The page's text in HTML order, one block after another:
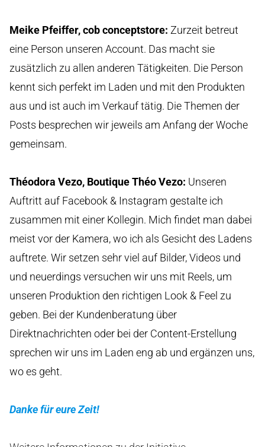
Meike Pfeiffer, cob conceptstore: Zurzeit betreut
eine Person unseren Account. Das macht sie
zusätzlich zu allen anderen Tätigkeiten. Die Person
kennt sich perfekt im Laden und mit den Produkten
aus und ist auch im Verkauf tätig. Die Themen der
Posts besprechen wir jeweils am Anfang der Woche
gemeinsam.
Théodora Vezo, Boutique Théo Vezo: Unseren
Auftritt auf Facebook & Instagram gestalte ich
zusammen mit einer Kollegin. Mich findet man dabei
meist vor der Kamera, wo ich als Gesicht des Ladens
auftrete. Wir setzen sehr viel auf Bilder, Videos und
und neuerdings versuchen wir uns mit Reels, um
unseren Produktion den richtigen Look & Feel zu
geben. Bei der Kundenberatung über
Direktnachrichten oder bei der Content-Erstellung
sprechen wir uns im Laden eng ab und ergänzen uns,
wo es geht.
Danke für eure Zeit!